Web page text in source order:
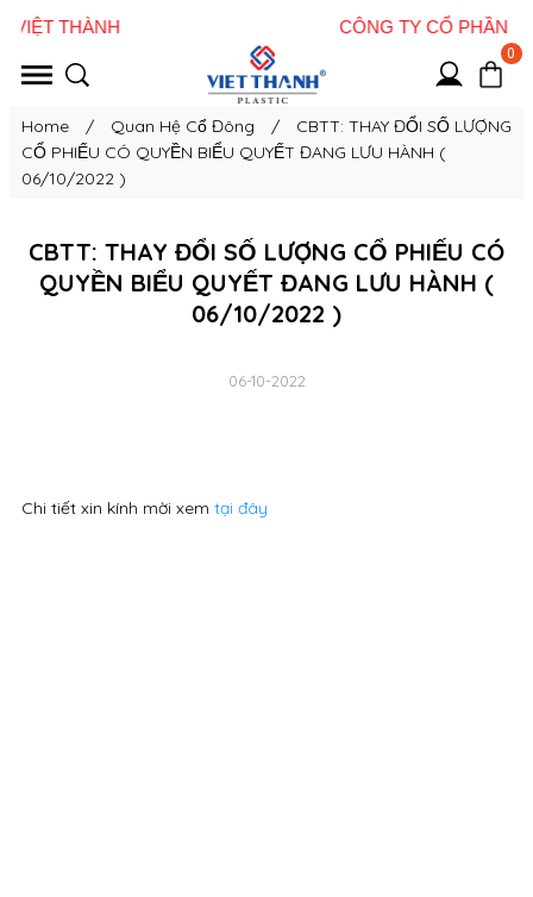
0
Home / Quan Hệ Cổ Đông /
CBTT: THAY ĐỔI SỐ LƯỢNG
CỔ PHIẾU CÓ QUYỀN BIỂU QUYẾT ĐANG LƯU HÀNH (
06/10/2022 )
CBTT: THAY ĐỔI SỐ LƯỢNG CỔ PHIẾU CÓ
QUYỀN BIỂU QUYẾT ĐANG LƯU HÀNH (
06/10/2022 )
06-10-2022
Chi tiết xin kính mời xem tại đây